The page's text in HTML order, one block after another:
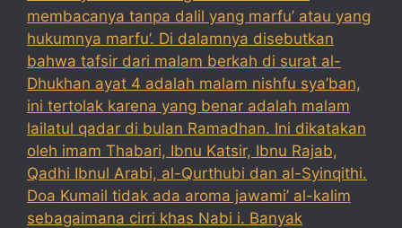
membacanya tanpa dalil yang marfu’ atau yang
hukumnya marfu’. Di dalamnya disebutkan
bahwa tafsir dari malam berkah di surat al-
Dhukhan ayat 4 adalah malam nishfu sya’ban,
ini tertolak karena yang benar adalah malam
lailatul qadar di bulan Ramadhan. Ini dikatakan
oleh imam Thabari, Ibnu Katsir, Ibnu Rajab,
Qadhi Ibnul Arabi, al-Qurthubi dan al-Syinqithi.
Doa Kumail tidak ada aroma jawami’ al-kalim
sebagaimana cirri khas Nabi i. Banyak